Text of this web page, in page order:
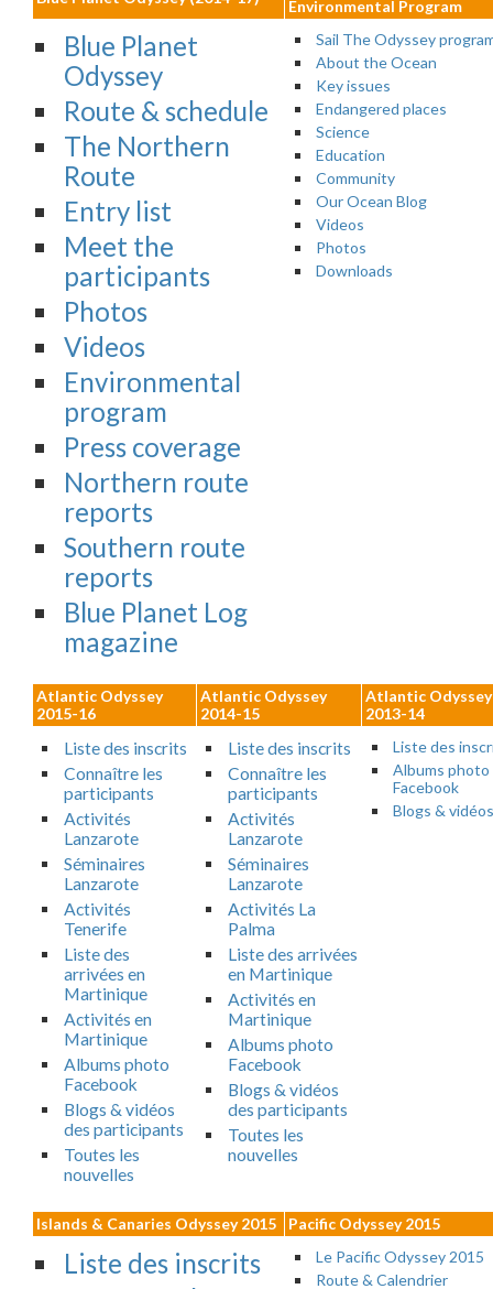
Environmental Program
Blue Planet
Odyssey
Route & schedule
The Northern
Route
Entry list
Meet the
participants
Photos
Videos
Environmental
program
Press coverage
Northern route
reports
Southern route
reports
Blue Planet Log
magazine
Sail The Odyssey
About the Ocean
Key issues
Endangered places
Science
Education
Community
Our Ocean Blog
Videos
Photos
Downloads
Atlantic Odyssey
2015-16
Atlantic Odyssey
2014-15
Atlantic Odyssey
2013-14
Liste des inscrits
Connaître les
participants
Activités
Lanzarote
Séminaires
Lanzarote
Activités
Tenerife
Liste des
arrivées en
Martinique
Activités en
Martinique
Albums photo
Facebook
Blogs & vidéos
des participants
Toutes les
nouvelles
Liste des inscrits
Connaître les
participants
Activités
Lanzarote
Séminaires
Lanzarote
Activités La
Palma
Liste des arrivées
en Martinique
Activités en
Martinique
Albums photo
Facebook
Blogs & vidéos
des participants
Toutes les
nouvelles
Liste des
Albums photo
Facebook
Blogs & vidéos
Islands & Canaries Odyssey 2015 Pacific Odyssey 2015
Liste des inscrits
Le Pacific Odyssey 2015
Route & Calendrier